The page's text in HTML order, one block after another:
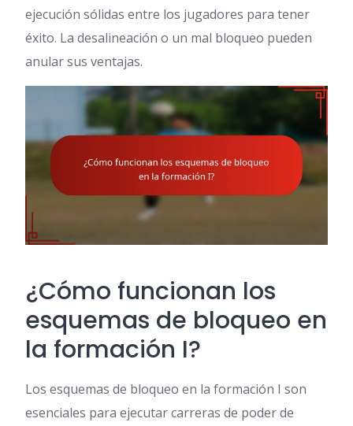
ejecución sólidas entre los jugadores para tener
éxito. La desalineación o un mal bloqueo pueden
anular sus ventajas.
¿Cómo funcionan los
esquemas de bloqueo en
la formación I?
Los esquemas de bloqueo en la formación I son
esenciales para ejecutar carreras de poder de